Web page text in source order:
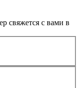
свяжется с вами в